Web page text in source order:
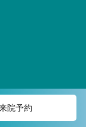
院予約